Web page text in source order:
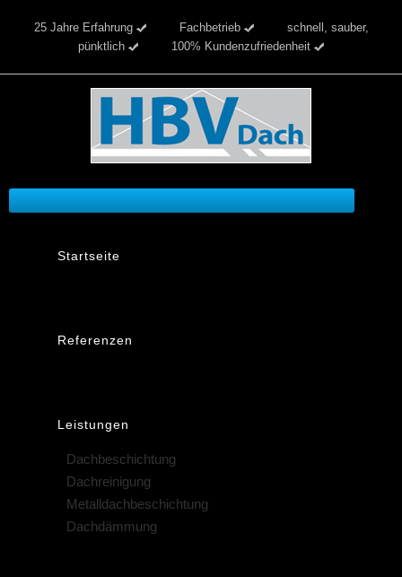
25 Jahre Erfahrung Fachbetrieb
schnell, sauber,
pünktlich
100% Kundenzufriedenheit
Startseite
Referenzen
Leistungen
Dachbeschichtung
Dachreinigung
Metalldachbeschichtung
Dachdämmung